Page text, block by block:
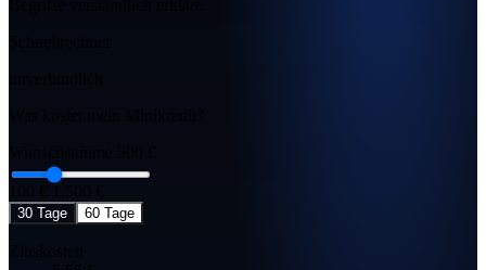
30 Tage 60 Tage